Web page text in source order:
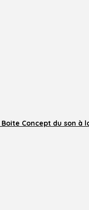
Concept du son à